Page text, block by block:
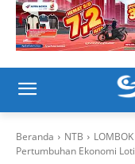
Beranda NTB
Pertumbuhan Ekonomi